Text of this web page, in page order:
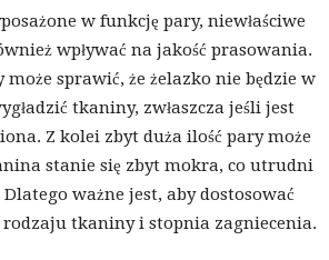
w funkcję pary, niewłaściwe
wpływać na jakość prasowania.
może sprawić, że żelazko nie będzie w
tkaniny, zwłaszcza jeśli jest
Z kolei zbyt duża ilość pary może
stanie się zbyt mokra, co utrudni
ważne jest, aby dostosować
tkaniny i stopnia zagniecenia.